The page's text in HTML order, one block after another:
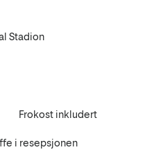
Stadion
Frokost inkludert
i resepsjonen